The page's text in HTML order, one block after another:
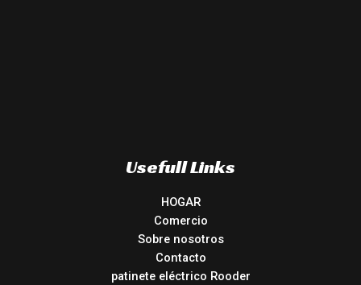
Usefull Links
HOGAR
Comercio
Sobre nosotros
Contacto
patinete eléctrico Rooder